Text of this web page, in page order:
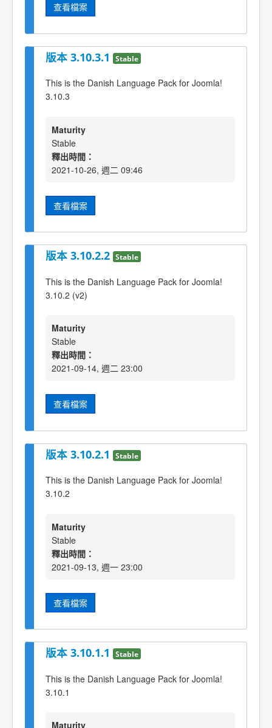
查看檔案
版本 3.10.3.1 Stable
This is the Danish Language Pack for Joomla!
3.10.3
Maturity
Stable
釋出時間：
2021-10-26, 週二 09:46
查看檔案
版本 3.10.2.2 Stable
This is the Danish Language Pack for Joomla!
3.10.2 (v2)
Maturity
Stable
釋出時間：
2021-09-14, 週二 23:00
查看檔案
版本 3.10.2.1 Stable
This is the Danish Language Pack for Joomla!
3.10.2
Maturity
Stable
釋出時間：
2021-09-13, 週一 23:00
查看檔案
版本 3.10.1.1 Stable
This is the Danish Language Pack for Joomla!
3.10.1
Maturity